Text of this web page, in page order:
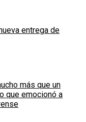
entrega de
más que un
que emocionó a